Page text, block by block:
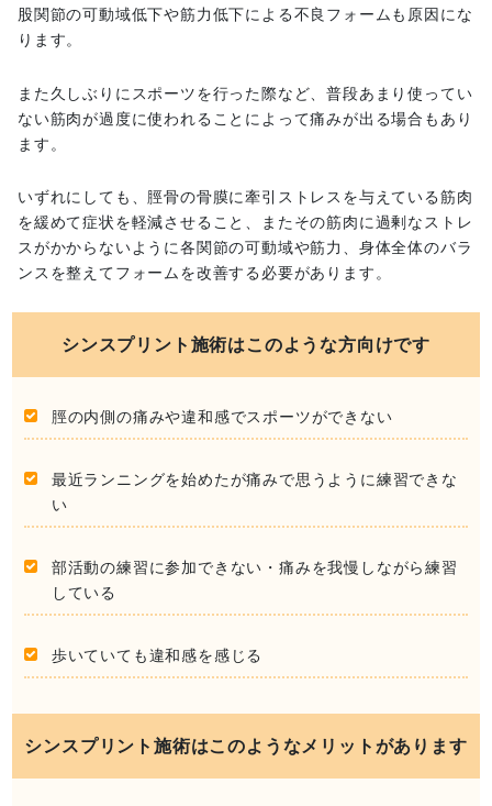
股関節の可動域低下や筋力低下による不良フォームも原因にな
ります。
また久しぶりにスポーツを行った際など、普段あまり使ってい
ない筋肉が過度に使われることによって痛みが出る場合もあり
ます。
いずれにしても、脛骨の骨膜に牽引ストレスを与えている筋肉
を緩めて症状を軽減させること、またその筋肉に過剰なストレ
スがかからないように各関節の可動域や筋力、身体全体のバラ
ンスを整えてフォームを改善する必要があります。
シンスプリント施術はこのような方向けです
脛の内側の痛みや違和感でスポーツができない
最近ランニングを始めたが痛みで思うように練習できな
い
部活動の練習に参加できない・痛みを我慢しながら練習
している
歩いていても違和感を感じる
シンスプリント施術はこのようなメリットがあります